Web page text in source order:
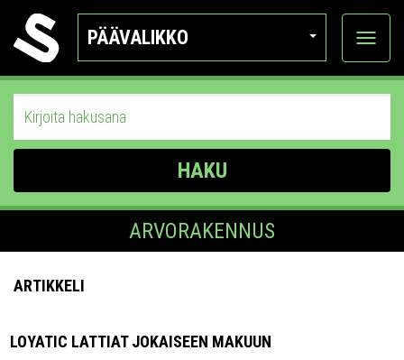
PÄÄVALIKKO
Näytä
HAKU
ARVORAKENNUS
ARTIKKELI
LOYATIC LATTIAT JOKAISEEN MAKUUN